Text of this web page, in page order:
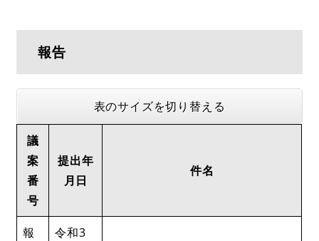
報告
表のサイズを切り替える
議
案
番
号
提出年
月日
件名
報
令和3